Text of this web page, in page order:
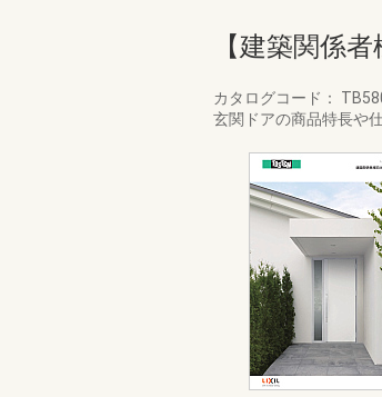
【建築関係
カタログコード：
玄関ドアの商品特長や